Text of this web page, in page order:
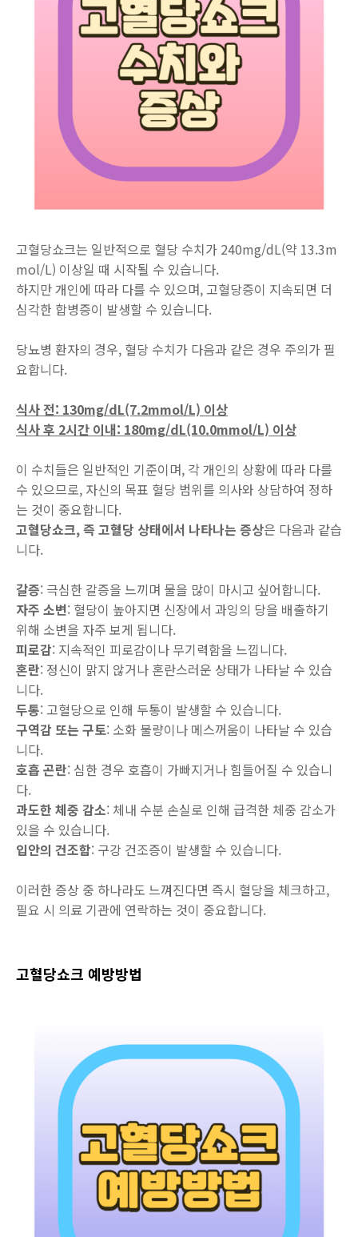
고혈당쇼크는 일반적으로 혈당 수치가 240mg/dL(약 13.3m
mol/L) 이상일 때 시작될 수 있습니다.
하지만 개인에 따라 다를 수 있으며, 고혈당증이 지속되면 더
심각한 합병증이 발생할 수 있습니다.
당뇨병 환자의 경우, 혈당 수치가 다음과 같은 경우 주의가 필
요합니다.
식사 전: 130mg/dL(7.2mmol/L) 이상
식사 후 2시간 이내: 180mg/dL(10.0mmol/L) 이상
이 수치들은 일반적인 기준이며, 각 개인의 상황에 따라 다를
수 있으므로, 자신의 목표 혈당 범위를 의사와 상담하여 정하
는 것이 중요합니다.
고혈당쇼크, 즉 고혈당 상태에서 나타나는 증상은 다음과 같습
니다.
갈증: 극심한 갈증을 느끼며 물을 많이 마시고 싶어합니다.
자주 소변: 혈당이 높아지면 신장에서 과잉의 당을 배출하기
위해 소변을 자주 보게 됩니다.
피로감: 지속적인 피로감이나 무기력함을 느낍니다.
혼란: 정신이 맑지 않거나 혼란스러운 상태가 나타날 수 있습
니다.
두통: 고혈당으로 인해 두통이 발생할 수 있습니다.
구역감 또는 구토: 소화 불량이나 메스꺼움이 나타날 수 있습
니다.
호흡 곤란: 심한 경우 호흡이 가빠지거나 힘들어질 수 있습니
다.
과도한 체중 감소: 체내 수분 손실로 인해 급격한 체중 감소가
있을 수 있습니다.
입안의 건조함: 구강 건조증이 발생할 수 있습니다.
이러한 증상 중 하나라도 느껴진다면 즉시 혈당을 체크하고,
필요 시 의료 기관에 연락하는 것이 중요합니다.
고혈당쇼크 예방방법